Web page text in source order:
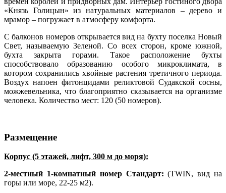
«Князь Голицын» из натуральных материалов – дерево и
мрамор – погружает в атмосферу комфорта.
С балконов номеров открывается вид на бухту поселка Новый
Свет, называемую Зеленой. Со всех сторон, кроме южной,
бухта закрыта горами. Такое расположение бухты
способствовало образованию особого микроклимата, в
котором сохранились хвойные растения третичного периода.
Воздух напоен фитонцидами реликтовой Судакской сосны,
можжевельника, что благоприятно сказывается на организме
человека. Количество мест: 120 (50 номеров).
Размещение
Корпус (5 этажей, лифт, 300 м до моря):
2-местный 1-комнатный номер Стандарт:(TWIN, вид на
горы или море, 22-25 м2).